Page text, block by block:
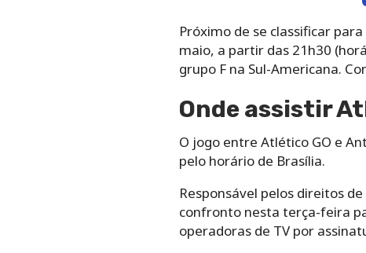
Próximo de se classificar
maio, a partir das 21h30
grupo F na Sul-Americana.
Onde assistir
O jogo entre Atlético GO e
pelo horário de Brasília.
Responsável pelos direitos
confronto nesta terça-feira
operadoras de TV por